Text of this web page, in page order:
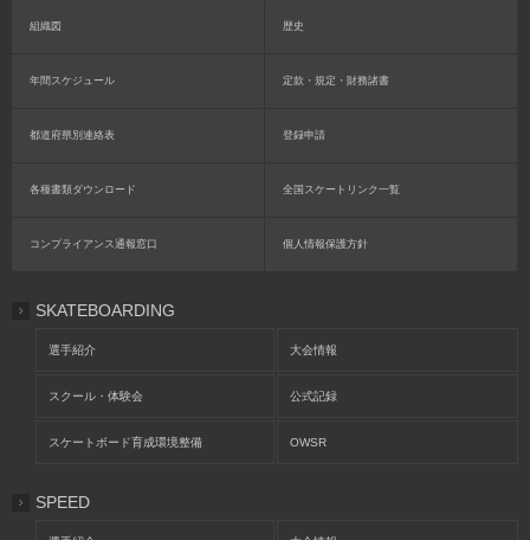
組織図 歴史
年間スケジュール 定款・規定・財務諸書
都道府県別連絡表 登録申請
各種書類ダウンロード 全国スケートリンク一覧
コンプライアンス通報窓口 個人情報保護方針
SKATEBOARDING
選手紹介 大会情報
スクール・体験会 公式記録
スケートボード育成環境整備 OWSR
SPEED